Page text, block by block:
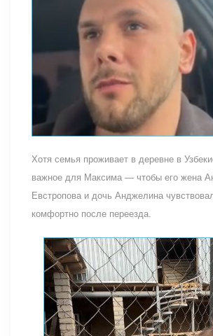
Хотя семья проживает в деревне в
важное для Максима — чтобы его жена
Евстропова и дочь Анджелина
комфортно после переезда.